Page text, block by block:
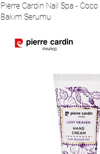
Pierre Cardin Nail Spa -
Bakım Serumu